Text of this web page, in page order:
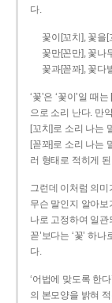
다.
꽃이[꼬치], 꽃을[
꽃만[꼰만], 꽃나
꽃과[꼳꽈], 꽃다
‘꽃’은 ‘꽃이’일 때
으로 소리 난다. 만
[꼬치]로 소리 나는
[꼳꽈]로 소리 나는
러 형태로 적히게
그런데 이처럼 의미
무슨 말인지 알아
나로 고정하여 일관
꼳’보다는 ‘꽃’ 하
다.
‘어법에 맞도록 한
의 본모양을 밝혀 적